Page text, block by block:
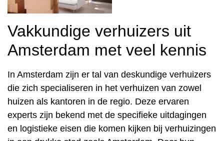
Vakkundige verhuizers uit
Amsterdam met veel kennis
In Amsterdam zijn er tal van deskundige verhuizers
die zich specialiseren in het verhuizen van zowel
huizen als kantoren in de regio. Deze ervaren
experts zijn bekend met de specifieke uitdagingen
en logistieke eisen die komen kijken bij verhuizingen